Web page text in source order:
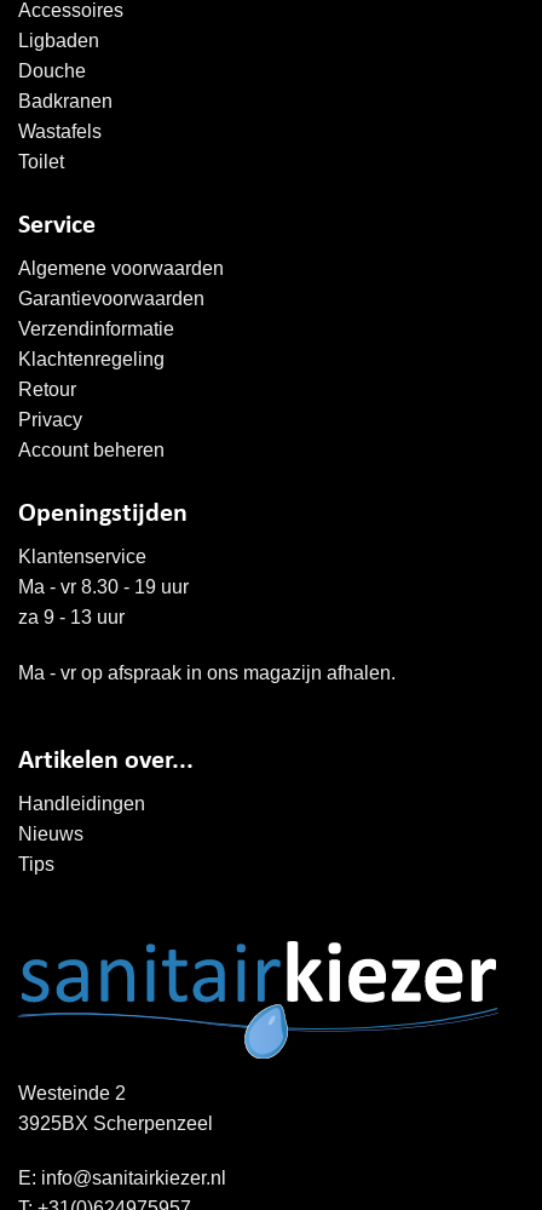
Accessoires
Ligbaden
Douche
Badkranen
Wastafels
Toilet
Service
Algemene voorwaarden
Garantievoorwaarden
Verzendinformatie
Klachtenregeling
Retour
Privacy
Account beheren
Openingstijden
Klantenservice
Ma - vr 8.30 - 19 uur
za 9 - 13 uur
Ma - vr op afspraak in ons magazijn afhalen.
Artikelen over...
Handleidingen
Nieuws
Tips
Westeinde 2
3925BX Scherpenzeel
E: info@sanitairkiezer.nl